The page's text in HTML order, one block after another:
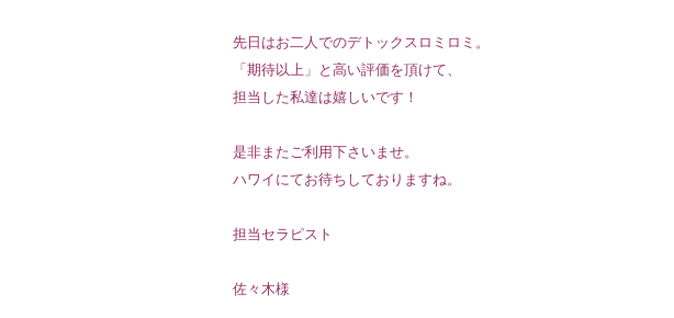
先日はお二人でのデトックスロミロミ。
「期待以上」と高い評価を頂けて、
担当した私達は嬉しいです！
是非またご利用下さいませ。
ハワイにてお待ちしておりますね。
担当セラピスト
佐々木様